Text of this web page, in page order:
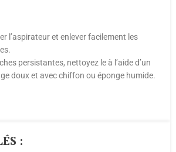
l’aspirateur et enlever facilement les
persistantes, nettoyez le à l’aide d’un
doux et avec chiffon ou éponge humide.
: